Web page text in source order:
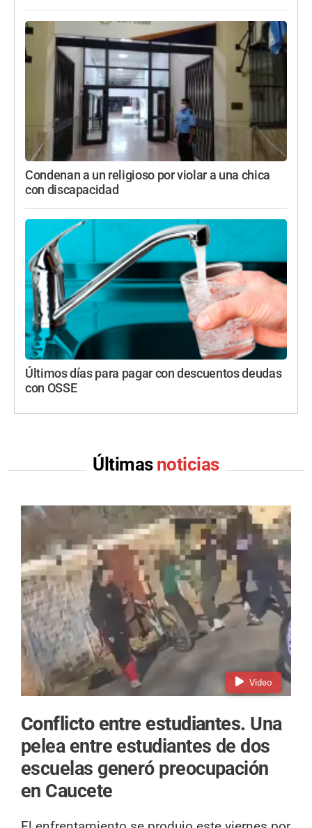
Condenan a un religioso por violar a una chica
con discapacidad
Últimos días para pagar con descuentos deudas
con OSSE
Últimas noticias
Video
Conflicto entre estudiantes. Una
pelea entre estudiantes de dos
escuelas generó preocupación
en Caucete